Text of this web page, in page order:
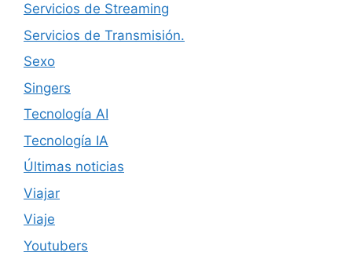
Servicios de Streaming
Servicios de Transmisión.
Sexo
Singers
Tecnología AI
Tecnología IA
Últimas noticias
Viajar
Viaje
Youtubers